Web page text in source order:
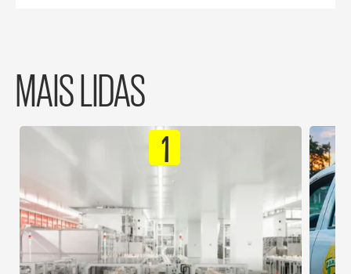
MAIS LIDAS
1